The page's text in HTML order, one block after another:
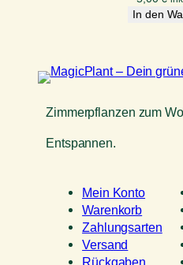
In den
Zimmerpflanzen zum
Entspannen.
Mein Konto
Warenkorb
Zahlungsarten
Versand
Rückgaben